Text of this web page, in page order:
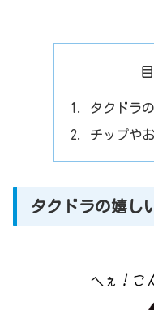
タクドラ
チップや
タクドラの嬉し